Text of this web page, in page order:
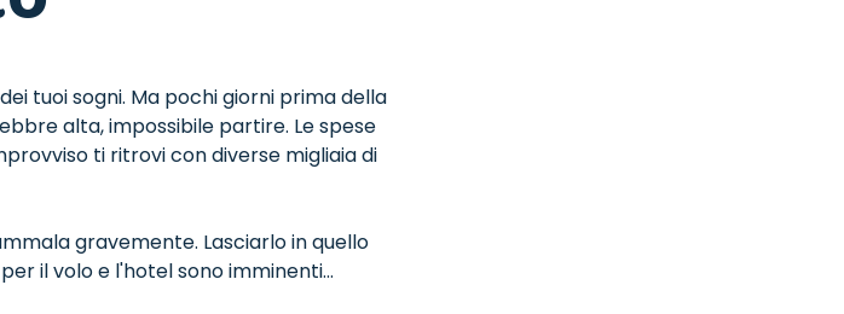
tuoi sogni. Ma pochi giorni prima della
alta, impossibile partire. Le spese
ti ritrovi con diverse migliaia di
gravemente. Lasciarlo in quello
il volo e l'hotel sono imminenti...